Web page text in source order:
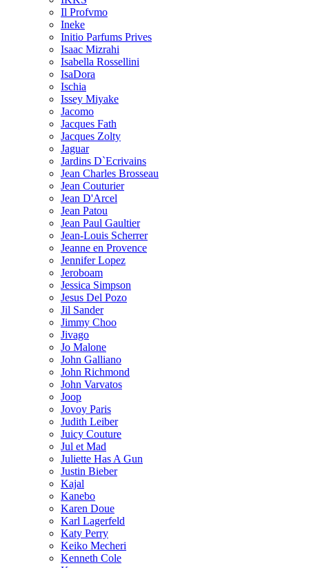
Il Profvmo
Ineke
Initio Parfums Prives
Isaac Mizrahi
Isabella Rossellini
IsaDora
Ischia
Issey Miyake
Jacomo
Jacques Fath
Jacques Zolty
Jaguar
Jardins D`Ecrivains
Jean Charles Brosseau
Jean Couturier
Jean D'Arcel
Jean Patou
Jean Paul Gaultier
Jean-Louis Scherrer
Jeanne en Provence
Jennifer Lopez
Jeroboam
Jessica Simpson
Jesus Del Pozo
Jil Sander
Jimmy Choo
Jivago
Jo Malone
John Galliano
John Richmond
John Varvatos
Joop
Jovoy Paris
Judith Leiber
Juicy Couture
Jul et Mad
Juliette Has A Gun
Justin Bieber
Kajal
Kanebo
Karen Doue
Karl Lagerfeld
Katy Perry
Keiko Mecheri
Kenneth Cole